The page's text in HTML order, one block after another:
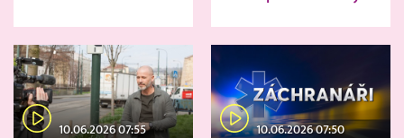
10.06.2026 07:55 10.06.2026 07:50